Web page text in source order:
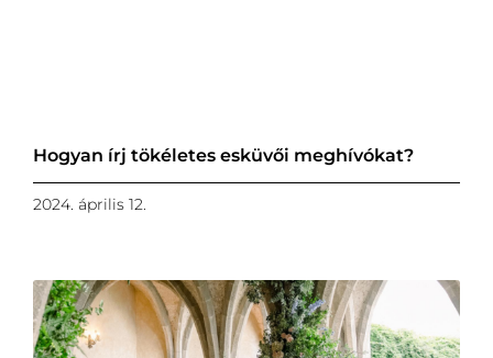
Hogyan írj tökéletes esküvői meghívókat?
2024. április 12.